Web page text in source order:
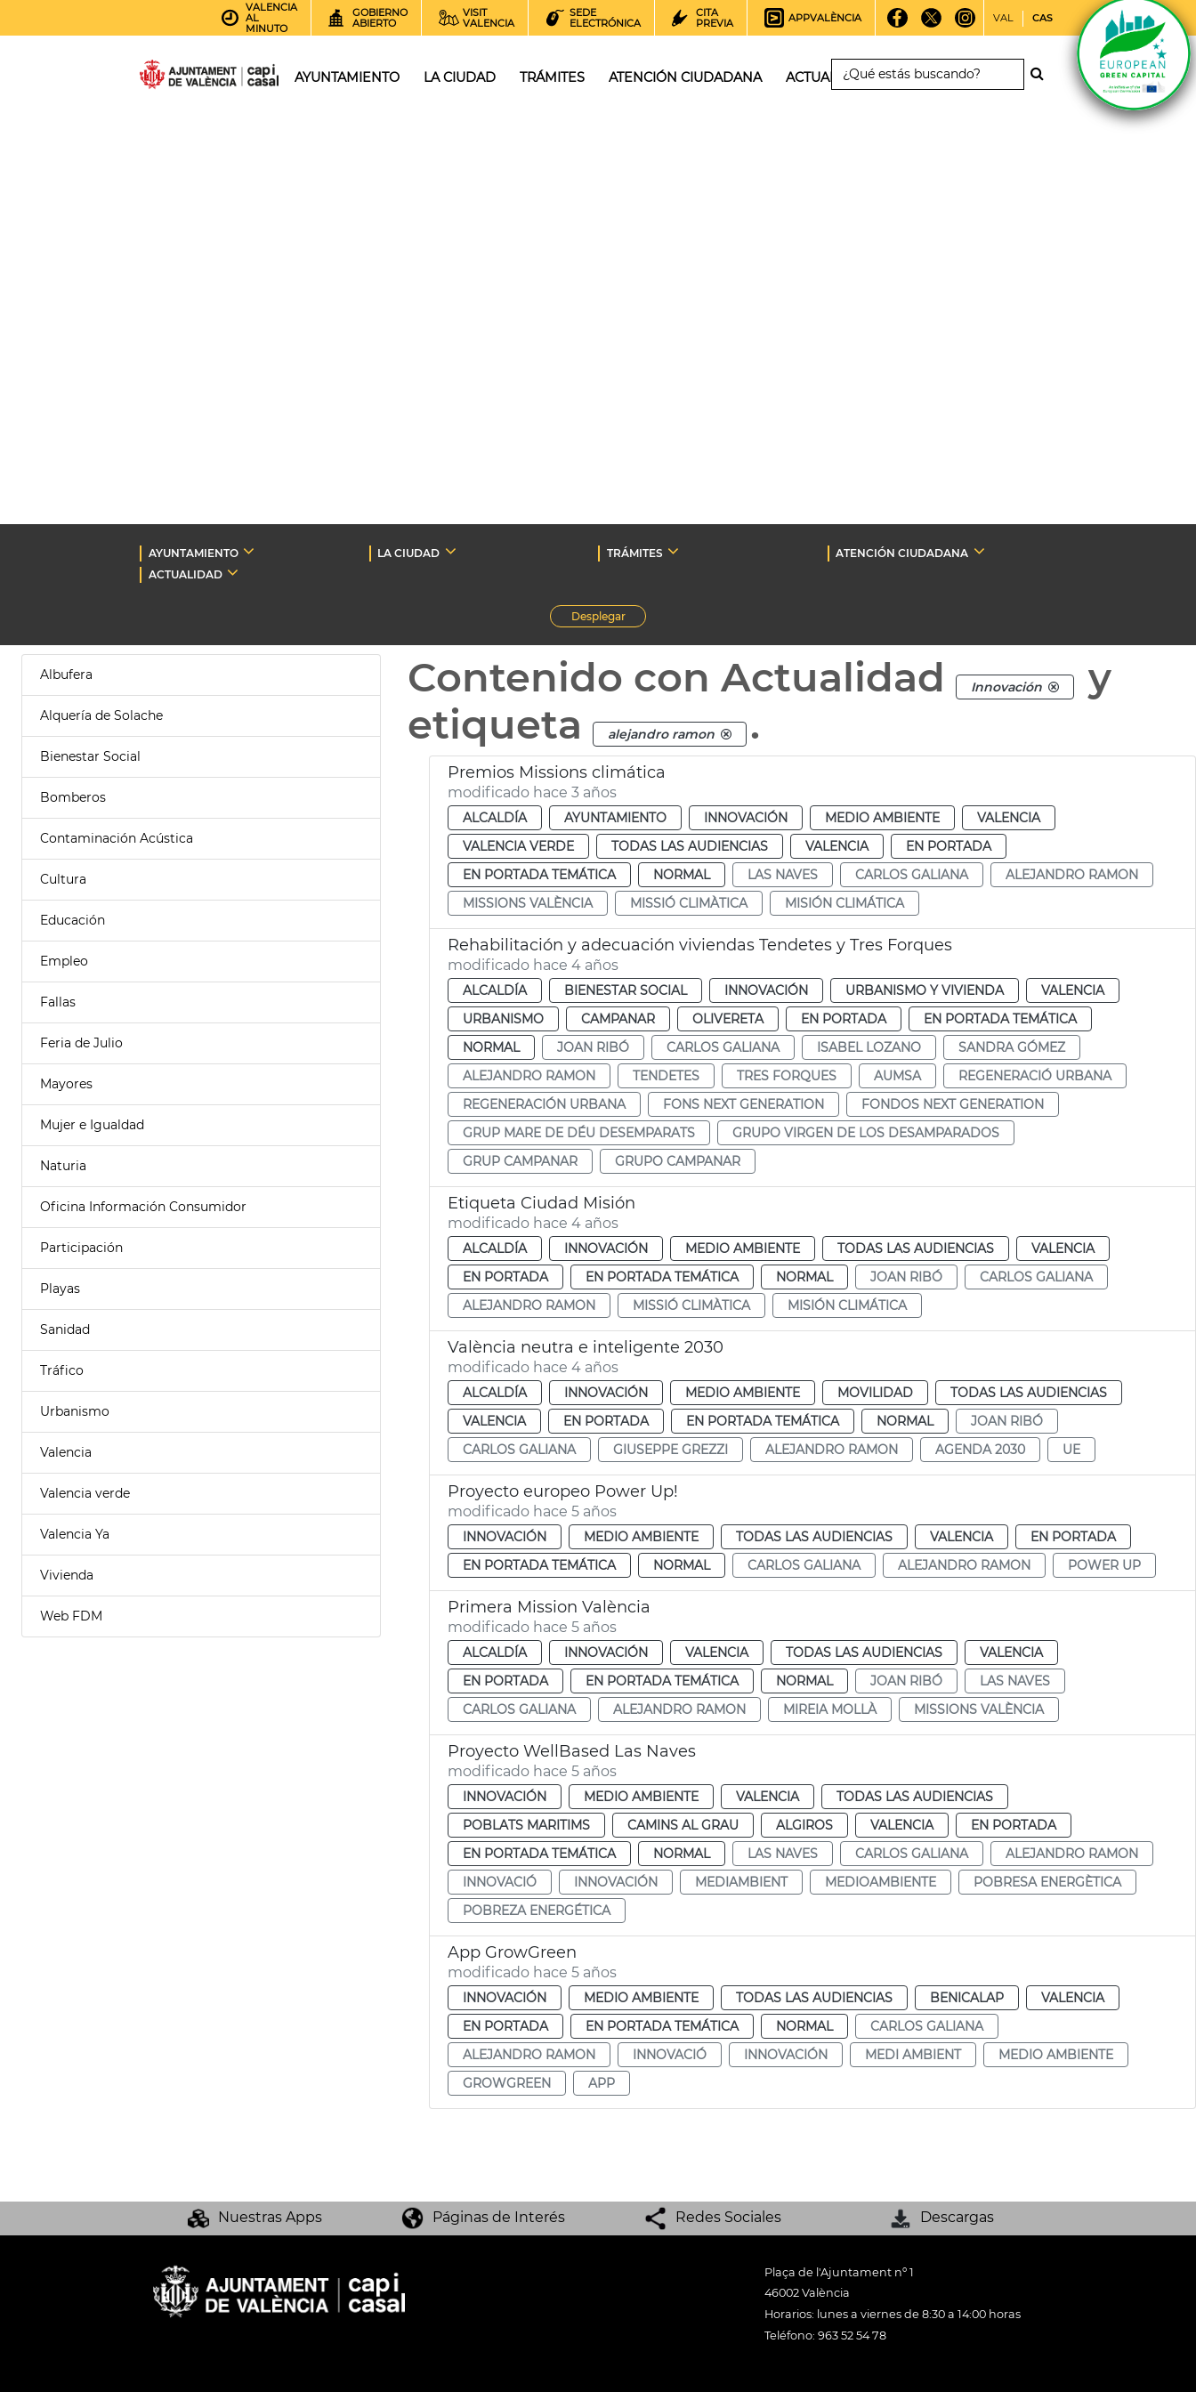
VALENCIA
AL
MINUTO
GOBIERNO
ABIERTO
VISIT
VALENCIA
SEDE
ELECTRÓNICA
CITA
PREVIA
APPVALÈNCIA VAL CAS
AYUNTAMIENTO LA CIUDAD TRÁMITES ATENCIÓN CIUDADANA ACTUALIDAD
AYUNTAMIENTO LA CIUDAD TRÁMITES
ATENCIÓN CIUDADANA
ACTUALIDAD
Desplegar
Albufera
Alquería de Solache
Bienestar Social
Bomberos
Contaminación Acústica
Cultura
Educación
Empleo
Fallas
Feria de Julio
Mayores
Mujer e Igualdad
Naturia
Oficina Información Consumidor
Participación
Playas
Sanidad
Tráfico
Urbanismo
Valencia
Valencia verde
Valencia Ya
Vivienda
Web FDM
Contenido con Actualidad Innovación
y
etiqueta
alejandro ramon .
Premios Missions climática
modificado hace 3 años
ALCALDÍA AYUNTAMIENTO INNOVACIÓN MEDIO AMBIENTE
VALENCIA
VALENCIA VERDE
TODAS LAS AUDIENCIAS VALENCIA
EN PORTADA
EN PORTADA TEMÁTICA
NORMAL LAS NAVES CARLOS GALIANA
ALEJANDRO RAMON
MISSIONS VALÈNCIA
MISSIÓ CLIMÀTICA MISIÓN CLIMÁTICA
Rehabilitación y adecuación viviendas Tendetes y Tres Forques
modificado hace 4 años
ALCALDÍA BIENESTAR SOCIAL INNOVACIÓN URBANISMO Y VIVIENDA
VALENCIA
URBANISMO
CAMPANAR OLIVERETA EN PORTADA
EN PORTADA TEMÁTICA
NORMAL
JOAN RIBÓ CARLOS GALIANA ISABEL LOZANO
SANDRA GÓMEZ
ALEJANDRO RAMON
TENDETES TRES FORQUES AUMSA
REGENERACIÓ URBANA
REGENERACIÓN URBANA
FONS NEXT GENERATION
FONDOS NEXT GENERATION
GRUP MARE DE DÉU DESEMPARATS
GRUPO VIRGEN DE LOS DESAMPARADOS
GRUP CAMPANAR
GRUPO CAMPANAR
Etiqueta Ciudad Misión
modificado hace 4 años
ALCALDÍA INNOVACIÓN MEDIO AMBIENTE TODAS LAS AUDIENCIAS
VALENCIA
EN PORTADA
EN PORTADA TEMÁTICA NORMAL JOAN RIBÓ
CARLOS GALIANA
ALEJANDRO RAMON
MISSIÓ CLIMÀTICA MISIÓN CLIMÁTICA
València neutra e inteligente 2030
modificado hace 4 años
ALCALDÍA INNOVACIÓN MEDIO AMBIENTE MOVILIDAD
TODAS LAS AUDIENCIAS
VALENCIA
EN PORTADA EN PORTADA TEMÁTICA NORMAL
JOAN RIBÓ
CARLOS GALIANA
GIUSEPPE GREZZI ALEJANDRO RAMON AGENDA 2030 UE
Proyecto europeo Power Up!
modificado hace 5 años
INNOVACIÓN MEDIO AMBIENTE TODAS LAS AUDIENCIAS VALENCIA
EN PORTADA
EN PORTADA TEMÁTICA
NORMAL CARLOS GALIANA ALEJANDRO RAMON POWER UP
Primera Mission València
modificado hace 5 años
ALCALDÍA INNOVACIÓN VALENCIA TODAS LAS AUDIENCIAS
VALENCIA
EN PORTADA
EN PORTADA TEMÁTICA NORMAL JOAN RIBÓ
LAS NAVES
CARLOS GALIANA
ALEJANDRO RAMON MIREIA MOLLÀ MISSIONS VALÈNCIA
Proyecto WellBased Las Naves
modificado hace 5 años
INNOVACIÓN MEDIO AMBIENTE VALENCIA
TODAS LAS AUDIENCIAS
POBLATS MARITIMS
CAMINS AL GRAU ALGIROS VALENCIA
EN PORTADA
EN PORTADA TEMÁTICA
NORMAL LAS NAVES CARLOS GALIANA
ALEJANDRO RAMON
INNOVACIÓ
INNOVACIÓN MEDIAMBIENT MEDIOAMBIENTE
POBRESA ENERGÈTICA
POBREZA ENERGÉTICA
App GrowGreen
modificado hace 5 años
INNOVACIÓN MEDIO AMBIENTE TODAS LAS AUDIENCIAS BENICALAP
VALENCIA
EN PORTADA
EN PORTADA TEMÁTICA NORMAL
CARLOS GALIANA
ALEJANDRO RAMON
INNOVACIÓ INNOVACIÓN MEDI AMBIENT
MEDIO AMBIENTE
GROWGREEN
APP
Nuestras Apps Páginas de Interés Redes Sociales Descargas
Plaça de l'Ajuntament nº 1
46002 València
Horarios: lunes a viernes de 8:30 a 14:00 horas
Teléfono: 963 52 54 78